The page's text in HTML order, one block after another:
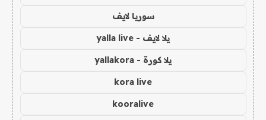
سوريا لايف
يلا لايف - yalla live
يلا كورة - yallakora
kora live
kooralive